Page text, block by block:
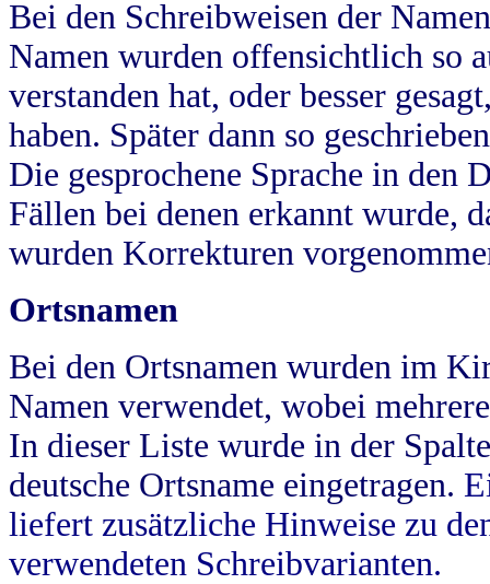
Bei den Schreibweisen der
Namen wurden offensichtlich so
verstanden hat, oder besser
haben. Später dann so
Die gesprochene Sprache in
Fällen bei denen erkannt wurde,
wurden Korrekturen
Ortsnamen
Bei den Ortsnamen wurden im
Namen verwendet, wobei
In dieser Liste wurde in der
deutsche Ortsname eingetragen.
liefert zusätzliche Hinweise zu
verwendeten Schreibvarianten.